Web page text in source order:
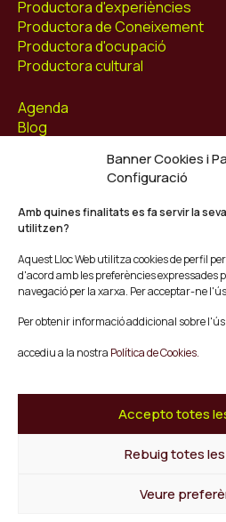
Banner Cookies i
Configuració
Amb quines finalitats es fa servir la
utilitzen?
Aquest Lloc Web utilitza cookies de perfil
d'acord amb les preferències expressades
navegació per la xarxa. Per acceptar-ne
Per obtenir informació addicional sobre l'ús
accediu a la nostra Política de Cookies.
Accepto totes
Rebuig totes
Veure
Productora d'experiències
Productora de Coneixement
Productora d'ocupació
Productora cultural
Agenda
Blog
Facebook
Instagram
Youtube
Twitter/X
© Mescladís 2026
Avís legal
Termes i Condicions de
Canal de Denúncies